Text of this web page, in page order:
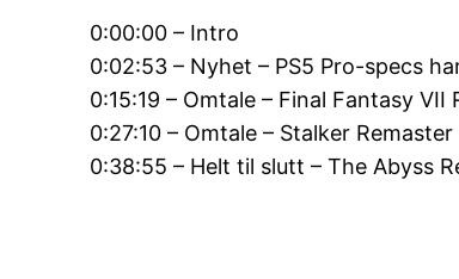
0:00:00 – Intro
0:02:53 – Nyhet – PS5 Pro-specs
0:15:19 – Omtale – Final Fantasy VII
0:27:10 – Omtale – Stalker Remaster
0:38:55 – Helt til slutt – The Abyss